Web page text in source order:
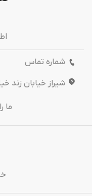
شماره تماس
شیراز خیابان زند
ما